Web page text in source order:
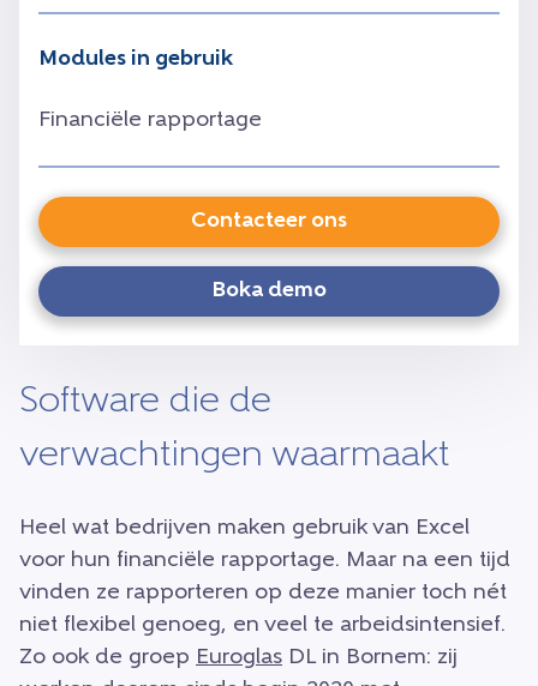
Modules in gebruik
Financiële rapportage
Contacteer ons
Boka demo
Software die de
verwachtingen waarmaakt
Heel wat bedrijven maken gebruik van Excel
voor hun financiële rapportage. Maar na een tijd
vinden ze rapporteren op deze manier toch nét
niet flexibel genoeg, en veel te arbeidsintensief.
Zo ook de groep Euroglas DL in Bornem: zij